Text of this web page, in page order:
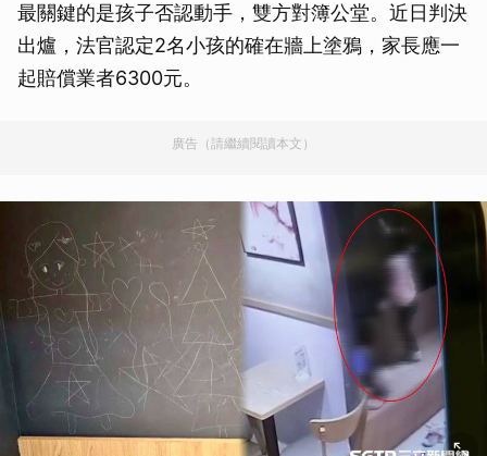
最關鍵的是孩子否認動手，雙方對簿公堂。近日判決
出爐，法官認定2名小孩的確在牆上塗鴉，家長應一
起賠償業者6300元。
廣告（請繼續閱讀本文）